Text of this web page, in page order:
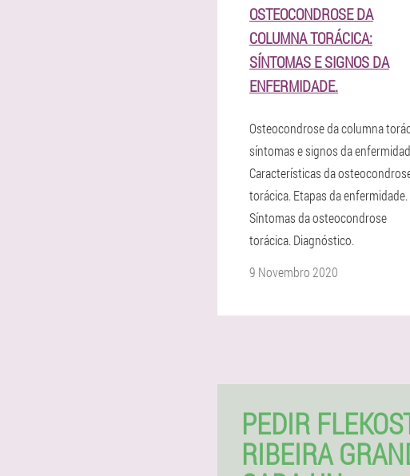
OSTEOCONDROSE DA
COLUMNA TORÁCICA:
SÍNTOMAS E SIGNOS DA
ENFERMIDADE.
Osteocondrose da columna
síntomas e signos da
Características da
torácica. Etapas da enfermidade.
Síntomas da osteocondrose
torácica. Diagnóstico.
9 Novembro 2020
PEDIR
RIBEIRA